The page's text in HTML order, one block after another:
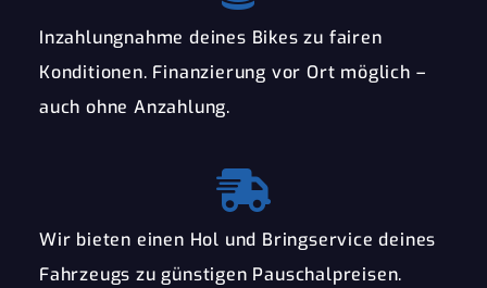
Inzahlungnahme deines Bikes zu fairen
Konditionen. Finanzierung vor Ort möglich –
auch ohne Anzahlung.
Wir bieten einen Hol und Bringservice deines
Fahrzeugs zu günstigen Pauschalpreisen.